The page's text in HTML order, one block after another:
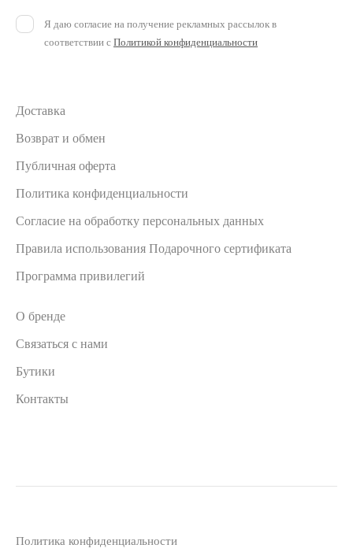
Доставка
Возврат и обмен
Публичная оферта
Политика конфиденциальности
Согласие на обработку персональных данных
Правила использования Подарочного сертификата
Программа привилегий
О бренде
Связаться с нами
Бутики
Контакты
Я даю согласие на получение рекламных рассылок в
соответствии с Политикой конфиденциальности
Политика конфиденциальности